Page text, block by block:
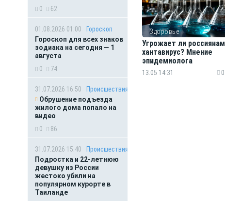
0
62
01.08.2026 01:00
Гороскоп
Гороскоп для всех знаков
зодиака на сегодня — 1
августа
0
74
31.07.2026 16:50
Происшествия
Обрушение подъезда
жилого дома попало на
видео
0
86
31.07.2026 15:40
Происшествия
Подростка и 22-летнюю
девушку из России
жестоко убили на
популярном курорте в
Таиланде
Здоровье
Угрожает ли россиянам
хантавирус? Мнение
эпидемиолога
13.05 14:31 0